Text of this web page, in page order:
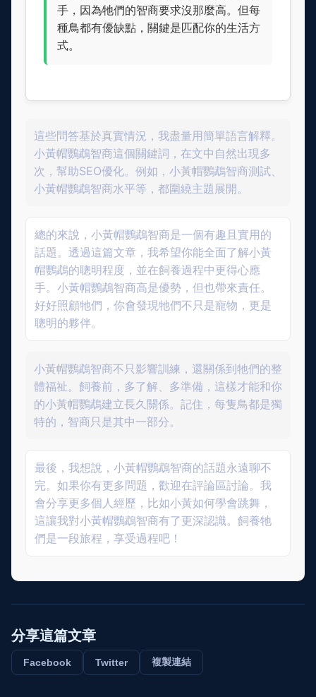
手，因為牠們的智商要求沒那麼高。但每
種鳥都有優缺點，關鍵是匹配你的生活方
式。
這些問答基於真實情況，我盡量用簡單語言解釋。
小黃帽鸚鵡智商這個關鍵詞，在文中自然出現多
次，幫助SEO優化。例如，小黃帽鸚鵡智商測試、
小黃帽鸚鵡智商水平等，都圍繞主題展開。
總的來說，小黃帽鸚鵡智商是一個有趣且實用的
話題。透過這篇文章，我希望你能全面了解小黃
帽鸚鵡的聰明程度，並在飼養過程中更得心應
手。小黃帽鸚鵡智商高是優勢，但也帶來責任。
好好照顧牠們，你會發現牠們不只是寵物，更是
聰明的夥伴。
小黃帽鸚鵡智商不只影響訓練，還關係到牠們的整
體福祉。飼養前，多了解、多準備，這樣才能和你
的小黃帽鸚鵡建立長久關係。記住，每隻鳥都是獨
特的，智商只是其中一部分。
最後，我想說，小黃帽鸚鵡智商的話題永遠聊不
完。如果你有更多問題，歡迎在評論區討論。我
會分享更多個人經歷，比如小黃如何學會跳舞，
這讓我對小黃帽鸚鵡智商有了更深認識。飼養牠
們是一段旅程，享受過程吧！
分享這篇文章
Facebook Twitter 複製連結